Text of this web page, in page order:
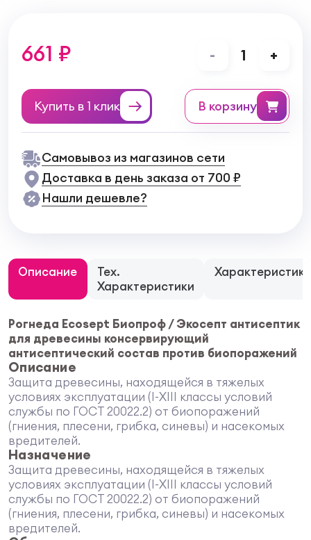
661 ₽ - 1 +
Купить в 1 клик в корзину
Самовывоз из магазинов сети
Доставка в день заказа от 700 ₽
Нашли дешевле?
Описание
Тех.
Характеристики
Характеристики
Рогнеда Ecosept Биопроф / Экосепт антисептик
для древесины консервирующий
антисептический состав против биопоражений
Описание
Защита древесины, находящейся в тяжелых
условиях эксплуатации (I-ХIII классы условий
службы по ГОСТ 20022.2) от биопоражений
(гниения, плесени, грибка, синевы) и насекомых
вредителей.
Назначение
Защита древесины, находящейся в тяжелых
условиях эксплуатации (I-ХIII классы условий
службы по ГОСТ 20022.2) от биопоражений
(гниения, плесени, грибка, синевы) и насекомых
вредителей.